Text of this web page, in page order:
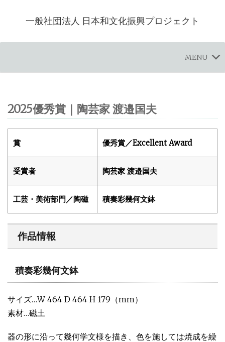
一般社団法人 日本和文化振興プロジェクト
MENU
2025優秀賞｜陶芸家 渡邉国夫
賞 優秀賞／Excellent Award
受賞者 陶芸家 渡邉国夫
工芸・美術部門／陶磁 積奏彩幾何文鉢
作品情報
積奏彩幾何文鉢
サイズ…W 464 D 464 H 179（mm）
素材…磁土
器の形に沿って幾何学⽂様を描き、⾊を施しては焼成を繰